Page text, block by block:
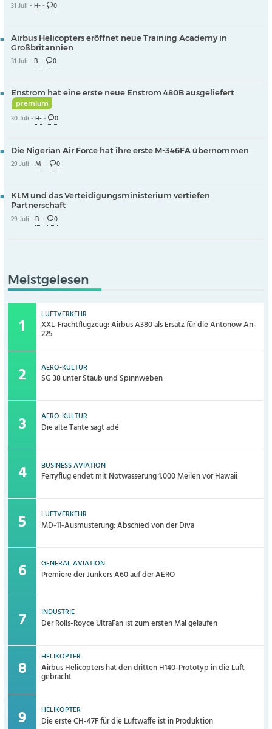
31 Juli -H-- 0
Airbus Helicopters eröffnet neue Training Academy in
Großbritannien
31 Juli -B-- 0
Enstrom hat eine erste neue Enstrom 480B ausgeliefert
premium
30 Juli -H-- 0
Die Nigerian Air Force hat ihre erste M-346FA übernommen
29 Juli -M-- 0
KLM und das Verteidigungsministerium vertiefen
Partnerschaft
29 Juli -B-- 0
Meistgelesen
LUFTVERKEHR
XXL-Frachtflugzeug: Airbus A380 als Ersatz für die Antonow An-
225
AERO-KULTUR
SG 38 unter Staub und Spinnweben
AERO-KULTUR
Die alte Tante sagt adé
BUSINESS AVIATION
Ferryflug endet mit Notwasserung 1.000 Meilen vor Hawaii
LUFTVERKEHR
MD-11-Ausmusterung: Abschied von der Diva
GENERAL AVIATION
Premiere der Junkers A60 auf der AERO
INDUSTRIE
Der Rolls-Royce UltraFan ist zum ersten Mal gelaufen
HELIKOPTER
Airbus Helicopters hat den dritten H140-Prototyp in die Luft
gebracht
HELIKOPTER
Die erste CH-47F für die Luftwaffe ist in Produktion